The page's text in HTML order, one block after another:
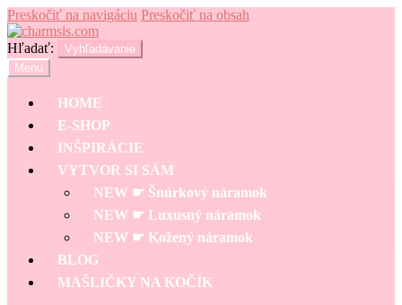
Preskočiť na navigáciu Preskočiť na obsah
Hľadať:
Vyhľadávanie
Menu
HOME
E-SHOP
INŠPIRÁCIE
VYTVOR SI SÁM
NEW ☛ Šnúrkový náramok
NEW ☛ Luxusný náramok
NEW ☛ Kožený náramok
BLOG
MAŠLIČKY NA KOČÍK